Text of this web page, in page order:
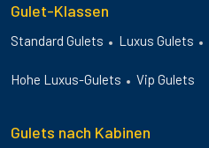
Gulet-Klassen
Standard Gulets Luxus Gulets
Hohe Luxus-Gulets Vip Gulets
Gulets nach Kabinen